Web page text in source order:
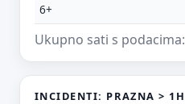
6+
Ukupno sati s podacima:
INCIDENTI: PRAZNA >